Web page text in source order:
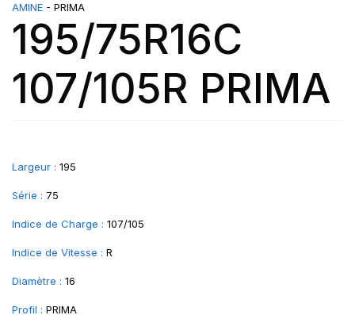
AMINE - PRIMA
195/75R16C
107/105R PRIMA
Largeur : 195
Série : 75
Indice de Charge : 107/105
Indice de Vitesse : R
Diamètre : 16
Profil : PRIMA